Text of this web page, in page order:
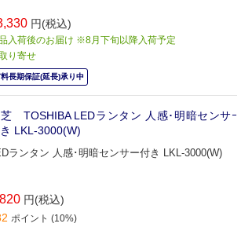
円(税込)
入荷後のお届け ※8月下旬以降入荷予定
り寄せ
長期保証(延長)承り中
TOSHIBA LEDランタン 人感･明暗センサｰ
LKL-3000(W)
ランタン 人感･明暗センサー付き LKL-3000(W)
円(税込)
ポイント (10%)